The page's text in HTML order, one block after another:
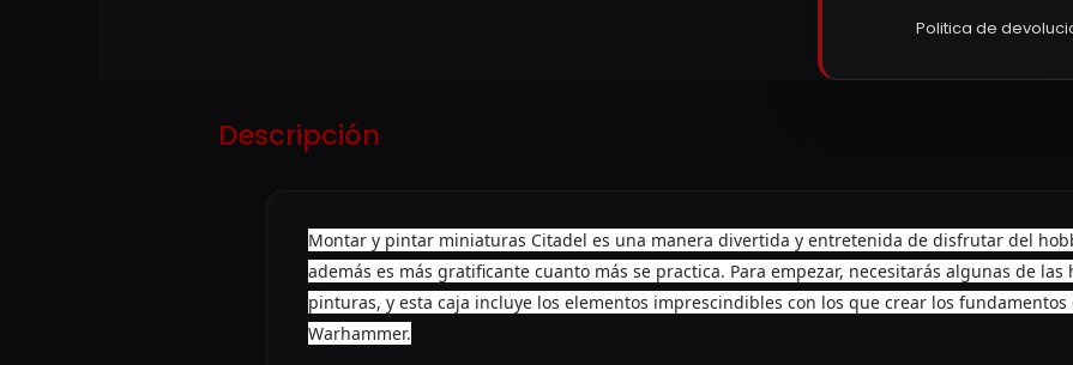
Politica de
Descripción
Montar y pintar miniaturas Citadel es una manera divertida y entretenida de disfrutar del
además es más gratificante cuanto más se practica. Para empezar, necesitarás algunas de
pinturas, y esta caja incluye los elementos imprescindibles con los que crear los
Warhammer.